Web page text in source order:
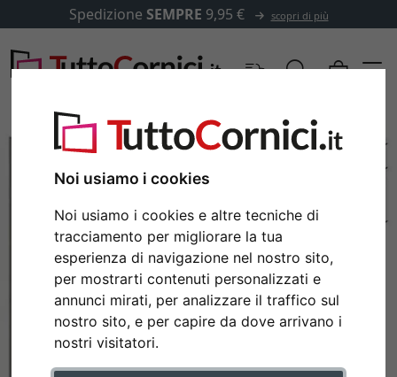
Noi usiamo i cookies
Noi usiamo i cookies e altre tecniche di
tracciamento per migliorare la tua
esperienza di navigazione nel nostro sito,
per mostrarti contenuti personalizzati e
annunci mirati, per analizzare il traffico sul
nostro sito, e per capire da dove arrivano i
nostri visitatori.
Spedizione SEMPRE 9,95 € scopri di più
Indietro